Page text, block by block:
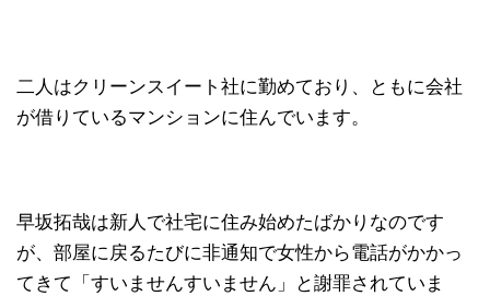
二人はクリーンスイート社に勤めており、ともに会社
が借りているマンションに住んでいます。
早坂拓哉は新人で社宅に住み始めたばかりなのです
が、部屋に戻るたびに非通知で女性から電話がかかっ
てきて「すいませんすいません」と謝罪されていま